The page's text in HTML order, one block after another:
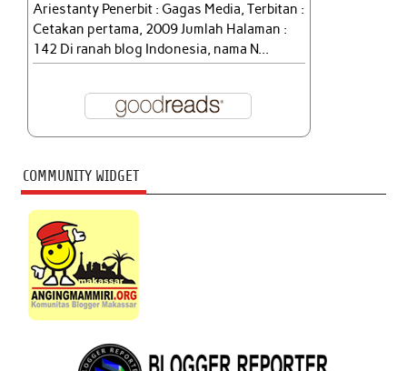
Ariestanty Penerbit : Gagas Media, Terbitan :
Cetakan pertama, 2009 Jumlah Halaman :
142 Di ranah blog Indonesia, nama N...
COMMUNITY WIDGET